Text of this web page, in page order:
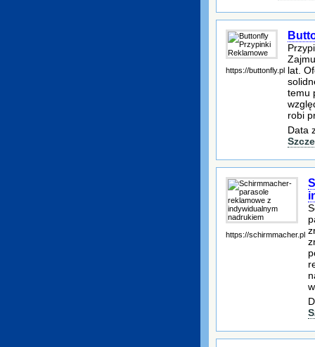
https://buttonfly.pl lat.
temu
robi
Data
https://schirmmacher.pl